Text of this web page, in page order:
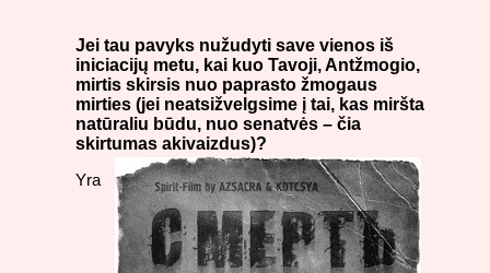
Jei tau pavyks nužudyti save vienos iš
iniciacijų metu, kai kuo Tavoji, Antžmogio,
mirtis skirsis nuo paprasto žmogaus
mirties (jei neatsižvelgsime į tai, kas miršta
natūraliu būdu, nuo senatvės – čia
skirtumas akivaizdus)?
Yra